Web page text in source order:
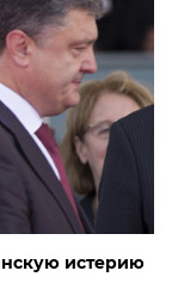
истерию